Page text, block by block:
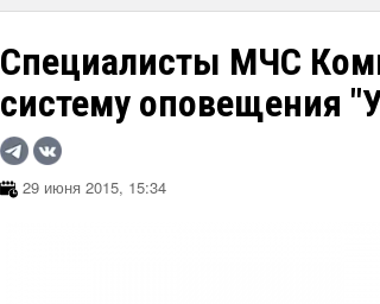
Специалисты МЧС
систему оповещения
29 июня 2015, 15:34